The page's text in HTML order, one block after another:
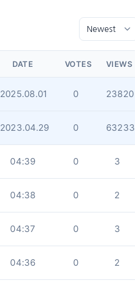
DATE VOTES VIEWS
2025.08.01 0 23820
2023.04.29 0 63233
04:39 0 3
04:38 0 2
04:37 0 3
04:36 0 2